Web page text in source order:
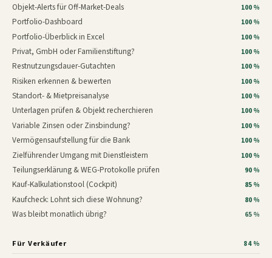
Objekt-Alerts für Off-Market-Deals 100 %
Portfolio-Dashboard 100 %
Portfolio-Überblick in Excel 100 %
Privat, GmbH oder Familienstiftung? 100 %
Restnutzungsdauer-Gutachten 100 %
Risiken erkennen & bewerten 100 %
Standort- & Mietpreisanalyse 100 %
Unterlagen prüfen & Objekt recherchieren 100 %
Variable Zinsen oder Zinsbindung? 100 %
Vermögensaufstellung für die Bank 100 %
Zielführender Umgang mit Dienstleistern 100 %
Teilungserklärung & WEG-Protokolle prüfen 90 %
Kauf-Kalkulationstool (Cockpit) 85 %
Kaufcheck: Lohnt sich diese Wohnung? 80 %
Was bleibt monatlich übrig? 65 %
Für Verkäufer 84 %